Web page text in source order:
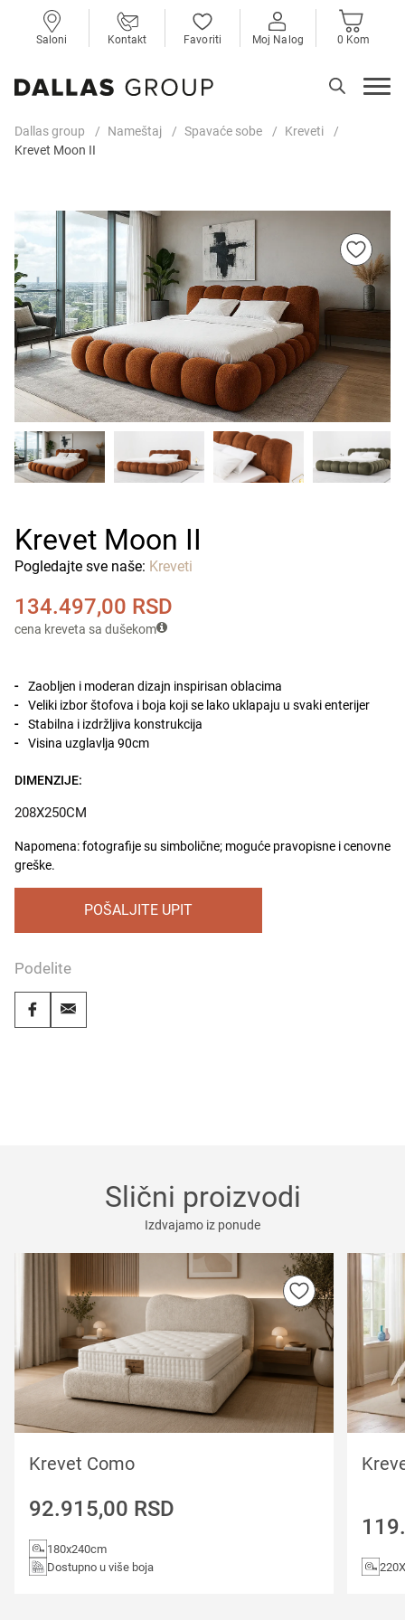
Saloni Kontakt Favoriti Moj Nalog 0 Kom
Dallas group Nameštaj Spavaće sobe
Kreveti
Krevet Moon II
Krevet Moon II
Pogledajte sve naše: Kreveti
134.497,00 RSD
cena kreveta sa dušekom
Zaobljen i moderan dizajn inspirisan oblacima
Veliki izbor štofova i boja koji se lako uklapaju u svaki enterijer
Stabilna i izdržljiva konstrukcija
Visina uzglavlja 90cm
DIMENZIJE:
208X250CM
Napomena: fotografije su simbolične; moguće pravopisne i cenovne
greške.
POŠALJITE UPIT
Podelite
Slični proizvodi
Izdvajamo iz ponude
Krevet Como
92.915,00 RSD
180x240cm
Dostupno u više boja